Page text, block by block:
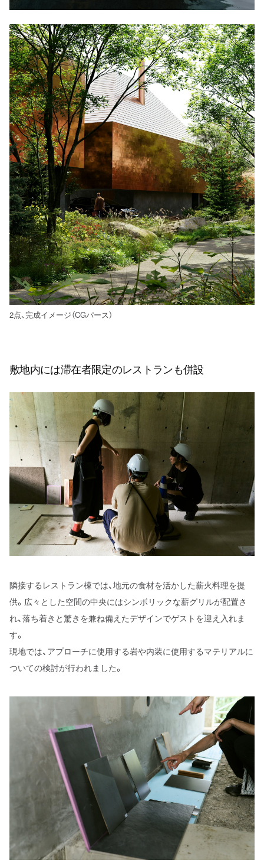
2点、完成イメージ（CGパース）
敷地内には滞在者限定のレストランも併設
隣接するレストラン棟では、地元の食材を活かした薪火料理を提
供。広々とした空間の中央にはシンボリックな薪グリルが配置さ
れ、落ち着きと驚きを兼ね備えたデザインでゲストを迎え入れま
す。
現地では、アプローチに使用する岩や内装に使用するマテリアルに
ついての検討が行われました。